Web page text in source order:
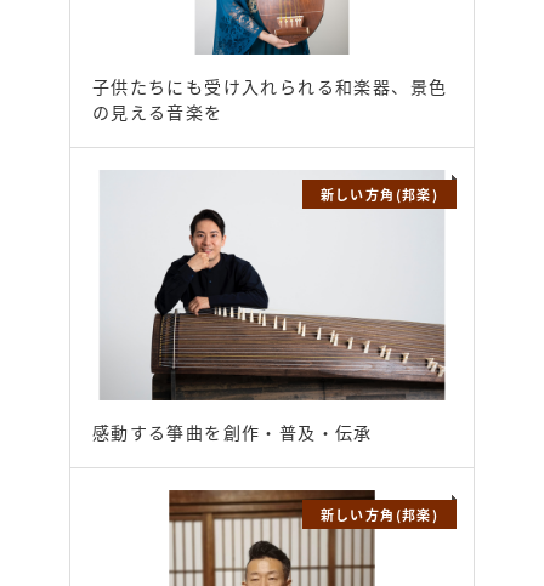
子供たちにも受け入れられる和楽器、景色
の見える音楽を
新しい方角(邦楽)
感動する箏曲を創作・普及・伝承
新しい方角(邦楽)